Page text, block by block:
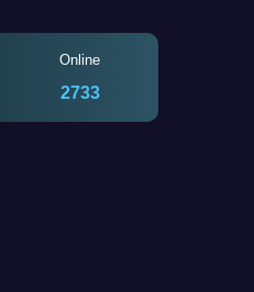
Online
2733